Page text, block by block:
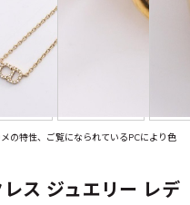
の特性、ご覧になられているPCにより色
ス ジュエリー レデ